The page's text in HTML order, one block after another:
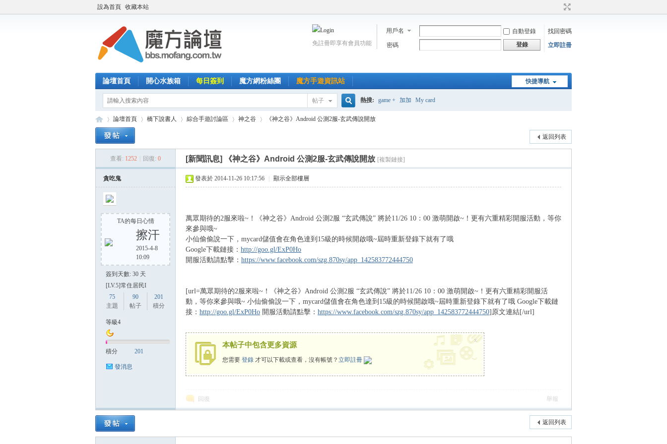
設為首頁 收藏本站
用戶名 自動登錄
找回密碼
密碼
登錄 立即註冊
免註冊即享有會員功能
快捷導航
論壇首頁 開心水族箱 每日簽到 魔方網粉絲團 魔方手遊資訊站
帖子
搜
索
熱搜: game + 加加 My card
方
論壇首頁 橋下說書人 綜合手遊討論區
›
神之谷
›
《神之谷》Android 公測2服-玄武傳說開放
返回列表
查看: 1252 回復: 0 [新聞訊息] 《神之谷》Android 公測2服-玄武傳說開放 [複製鏈接]
貪吃鬼
TA的每日心情
擦汗
2015-4-8
10:09
簽到天數: 30 天
[LV.5]常住居民I
75
主題
90
帖子
201
積分
等級4
積分 201
發消息
發表於 2014-11-26 10:17:56 顯示全部樓層
萬眾期待的2服來啦~！《神之谷》Android 公測2服 “玄武傳說” 將於11/26 10：00 激萌開啟~！更有六重精彩開服活動，等你
來參與哦~
小仙偷偷說一下，mycard儲值會在角色達到15級的時候開啟哦~屆時重新登錄下就有了哦
Google下載鏈接： http://goo.gl/ExP0Ho
開服活動請點擊： https://www.facebook.com/szg.870sy/app_142583772444750
[url=萬眾期待的2服來啦~！《神之谷》Android 公測2服 “玄武傳說” 將於11/26 10：00 激萌開啟~！更有六重精彩開服活
動，等你來參與哦~ 小仙偷偷說一下，mycard儲值會在角色達到15級的時候開啟哦~屆時重新登錄下就有了哦 Google下載鏈
接： http://goo.gl/ExP0Ho 開服活動請點擊： https://www.facebook.com/szg.870sy/app_142583772444750]原文連結[/url]
本帖子中包含更多資源
您需要 登錄 才可以下載或查看，沒有帳號？ 立即註冊
x
回復 舉報
返回列表